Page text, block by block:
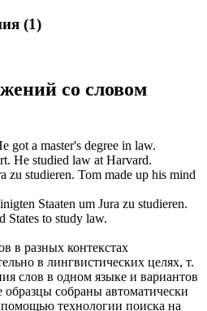
(1)
со словом
got a master's degree in law.
He studied law at Harvard.
zu studieren. Tom made up his mind
Staaten um Jura zu studieren.
States to study law.
в разных контекстах
в лингвистических целях, т.
слов в одном языке и вариантов
собраны автоматически
технологии поиска на